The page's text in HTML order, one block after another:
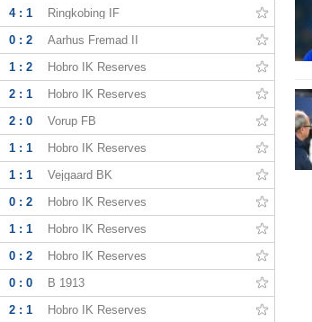
4 : 1 Ringkobing IF
0 : 2 Aarhus Fremad II
1 : 2 Hobro IK Reserves
2 : 1 Hobro IK Reserves
2 : 0 Vorup FB
1 : 1 Hobro IK Reserves
1 : 1 Vejgaard BK
0 : 2 Hobro IK Reserves
1 : 1 Hobro IK Reserves
0 : 2 Hobro IK Reserves
0 : 0 B 1913
2 : 1 Hobro IK Reserves